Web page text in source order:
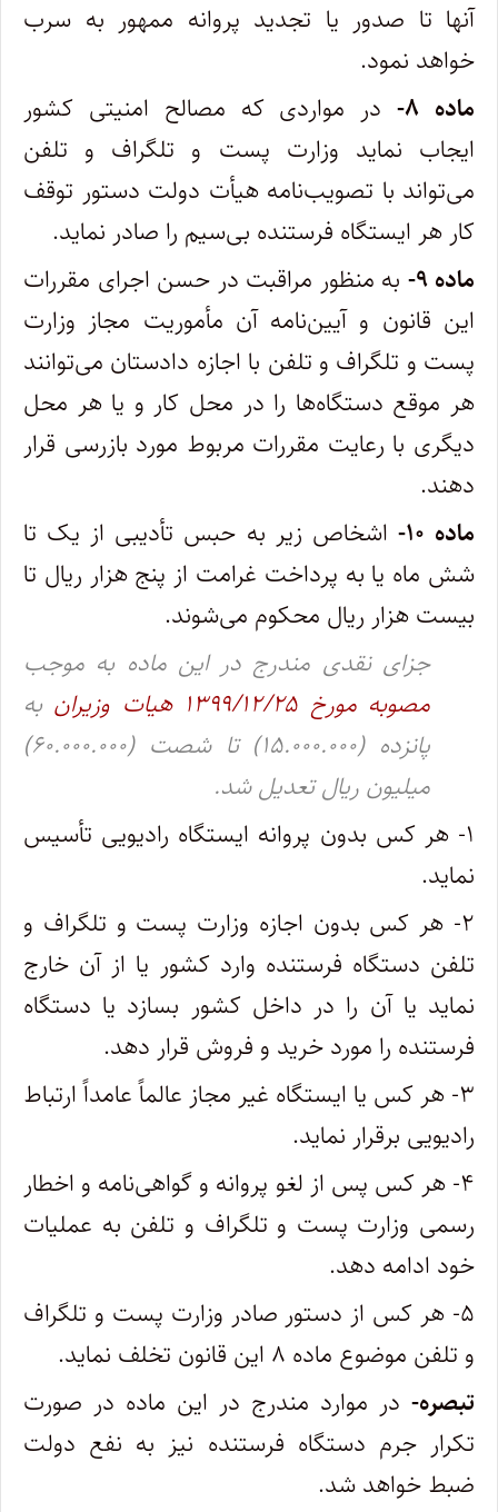
آنها تا صدور یا تجدید پروانه ممهور به سرب
خواهد نمود.
‌ماده ۸-
در مواردی که مصالح امنیتی کشور
ایجاب نماید وزارت پست و تلگراف و تلفن
می‌تواند با تصویب‌نامه هیأت دولت دستور توقف
کار هر ایستگاه فرستنده بی‌سیم را صادر نماید.
‌ماده ۹-
به منظور مراقبت در حسن اجرای مقررات
این قانون و آیین‌نامه آن مأموریت مجاز وزارت
پست و تلگراف و تلفن با اجازه دادستان‌ می‌توانند
هر موقع دستگاه‌ها را در محل کار و یا هر محل
دیگری با رعایت مقررات مربوط مورد بازرسی قرار
دهند.
‌ماده ۱۰-
اشخاص زیر به حبس تأدیبی از یک تا
شش ماه یا به پرداخت غرامت از پنج هزار ریال تا
بیست هزار ریال محکوم می‌شوند.
جزای نقدی مندرج در این ماده به موجب
مصوبه مورخ ۱۳۹۹/۱۲/۲۵ هیات وزیران
به
پانزده (۱۵.۰۰۰.۰۰۰) تا شصت (۶۰.۰۰۰.۰۰۰)
میلیون ریال تعدیل شد.
۱- هر کس بدون پروانه ایستگاه رادیویی تأسیس
نماید.
۲- هر کس بدون اجازه وزارت پست و تلگراف و
تلفن دستگاه فرستنده وارد کشور یا از آن خارج
نماید یا آن را در داخل کشور بسازد یا دستگاه‌
فرستنده را مورد خرید و فروش قرار دهد.
۳- هر کس یا ایستگاه غیر مجاز عالماً عامداً ارتباط
رادیویی برقرار نماید.
۴- هر کس پس از لغو پروانه و گواهی‌نامه و اخطار
رسمی وزارت پست و تلگراف و تلفن به عملیات
خود ادامه دهد.
۵- هر کس از دستور صادر وزارت پست و تلگراف
و تلفن موضوع ماده ۸ این قانون تخلف نماید.
‌تبصره- در موارد مندرج در این ماده در صورت
تکرار جرم دستگاه فرستنده نیز به نفع دولت
ضبط خواهد شد.